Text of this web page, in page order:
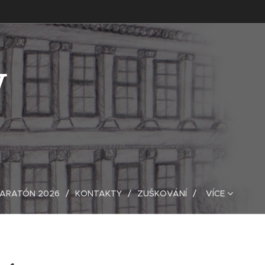
2026 KONTAKTY ZUŠKOVÁNÍ VÍCE